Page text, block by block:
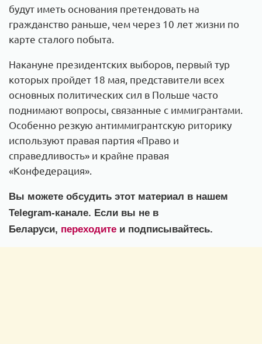
будут иметь основания претендовать на
гражданство раньше, чем через 10 лет жизни по
карте сталого побыта.
Накануне президентских выборов, первый тур
которых пройдет 18 мая, представители всех
основных политических сил в Польше часто
поднимают вопросы, связанные с иммигрантами.
Особенно резкую антиммигрантскую риторику
используют правая партия «Право и
справедливость» и крайне правая
«Конфедерация».
Вы можете обсудить этот материал в нашем
Telegram-канале. Если вы не в
Беларуси, переходите и подписывайтесь.